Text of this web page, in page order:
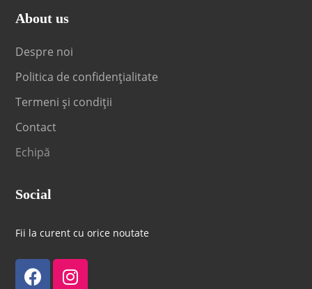
About us
Despre noi
Politica de confidențialitate
Termeni și condiții
Contact
Echipă
Social
Fii la curent cu orice noutate